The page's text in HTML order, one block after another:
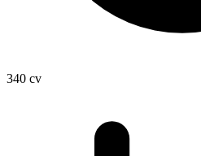
340 cv